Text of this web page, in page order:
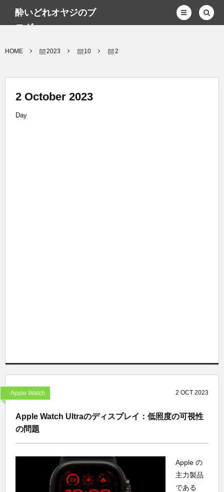
酔いどれオヤジのブ
ログwp
HOME 2023 10 2
2 October 2023
Day
Apple Watch 2 OCT 2023
Apple Watch Ultraのディスプレイ：低照度の可視性
の問題
Apple の
主力製品
である